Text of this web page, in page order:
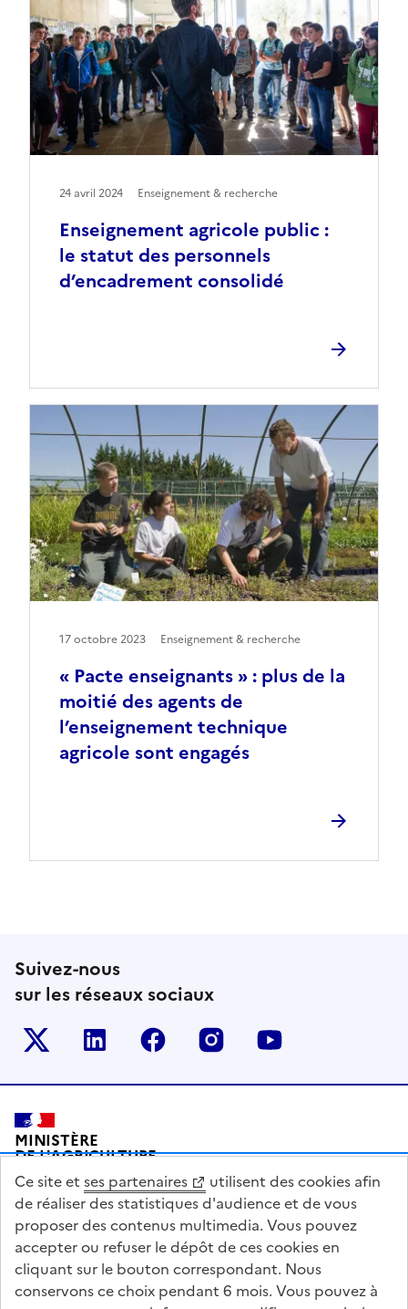
Enseignement agricole public :
le statut des personnels
d’encadrement consolidé
24 avril 2024 Enseignement & recherche
« Pacte enseignants » : plus de la
moitié des agents de
l’enseignement technique
agricole sont engagés
17 octobre 2023 Enseignement & recherche
Suivez-nous
sur les réseaux sociaux
Le ministère sur Twitter
Le ministère sur LinkedIn
Le ministère sur Facebook
Le ministère sur
Pied de page
MINISTÈRE
DE L'AGRICULTURE
DE L'AGRO-ALIMENTAIRE
ET DE LA SOUVERAINETÉ
ALIMENTAIRE
legifrance.gouv.fr info.gouv.fr
Ce site et ses partenaires
utilisent des cookies afin
de réaliser des statistiques d'audience et de vous
proposer des contenus multimedia. Vous pouvez
accepter ou refuser le dépôt de ces cookies en
cliquant sur le bouton correspondant. Nous
conservons ce choix pendant 6 mois. Vous pouvez à